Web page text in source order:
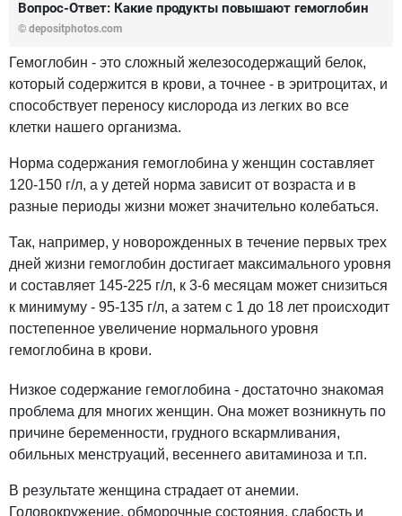
Вопрос-Ответ: Какие продукты повышают гемоглобин
© depositphotos.com
Гемоглобин - это сложный железосодержащий белок,
который содержится в крови, а точнее - в эритроцитах, и
способствует переносу кислорода из легких во все
клетки нашего организма.
Норма содержания гемоглобина у женщин составляет
120-150 г/л, а у детей норма зависит от возраста и в
разные периоды жизни может значительно колебаться.
Так, например, у новорожденных в течение первых трех
дней жизни гемоглобин достигает максимального уровня
и составляет 145-225 г/л, к 3-6 месяцам может снизиться
к минимуму - 95-135 г/л, а затем с 1 до 18 лет происходит
постепенное увеличение нормального уровня
гемоглобина в крови.
Низкое содержание гемоглобина - достаточно знакомая
проблема для многих женщин. Она может возникнуть по
причине беременности, грудного вскармливания,
обильных менструаций, весеннего авитаминоза и т.п.
В результате женщина страдает от анемии.
Головокружение, обморочные состояния, слабость и